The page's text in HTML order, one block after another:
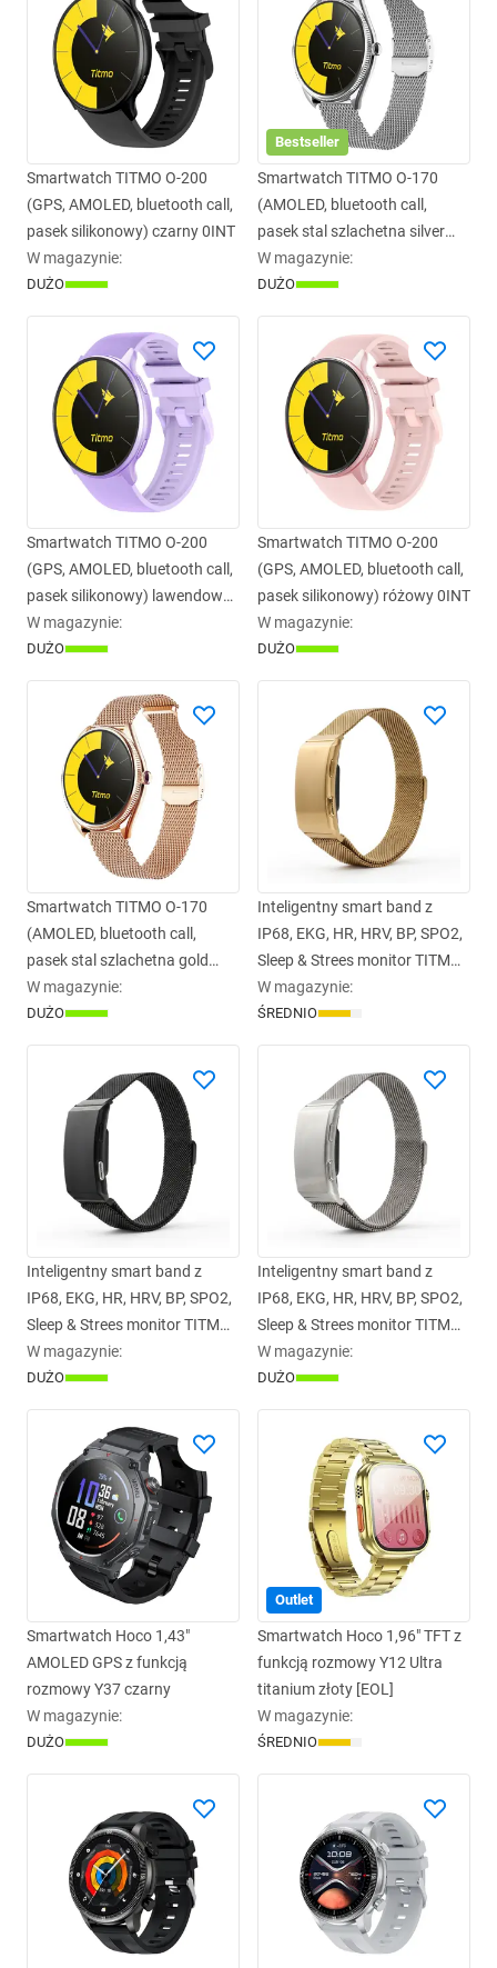
Smartwatch TITMO O-200
(GPS, AMOLED, bluetooth call,
pasek silikonowy) czarny 0INT
W magazynie:
DUŻO
Bestseller
Smartwatch TITMO O-170
(AMOLED, bluetooth call,
pasek stal szlachetna silver
mesh) srebrny 0INT
W magazynie:
DUŻO
Smartwatch TITMO O-200
(GPS, AMOLED, bluetooth call,
pasek silikonowy) lawendowy
0INT
W magazynie:
DUŻO
Smartwatch TITMO O-200
(GPS, AMOLED, bluetooth call,
pasek silikonowy) różowy 0INT
W magazynie:
DUŻO
Smartwatch TITMO O-170
(AMOLED, bluetooth call,
pasek stal szlachetna gold
mesh) złoty 0INT
W magazynie:
DUŻO
Inteligentny smart band z
IP68, EKG, HR, HRV, BP, SPO2,
Sleep & Strees monitor TITMO
Loop I-110 złoty 0INT
W magazynie:
ŚREDNIO
Inteligentny smart band z
IP68, EKG, HR, HRV, BP, SPO2,
Sleep & Strees monitor TITMO
Loop I-110 czarny 0INT
W magazynie:
DUŻO
Inteligentny smart band z
IP68, EKG, HR, HRV, BP, SPO2,
Sleep & Strees monitor TITMO
Loop I-110 srebrny 0INT
W magazynie:
DUŻO
Smartwatch Hoco 1,43"
AMOLED GPS z funkcją
rozmowy Y37 czarny
W magazynie:
DUŻO
Outlet
Smartwatch Hoco 1,96" TFT z
funkcją rozmowy Y12 Ultra
titanium złoty [EOL]
W magazynie:
ŚREDNIO